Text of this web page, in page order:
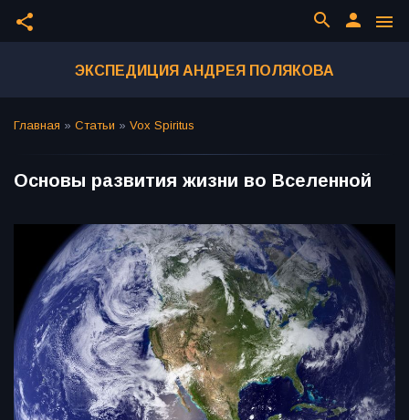
share menu
person
search
ЭКСПЕДИЦИЯ АНДРЕЯ ПОЛЯКОВА
Главная » Статьи » Vox Spiritus
Основы развития жизни во Вселенной